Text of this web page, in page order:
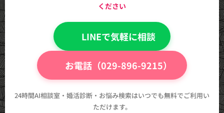
ください
💬 LINEで気軽に相談
📞 お電話（029-896-9215）
24時間AI相談室・婚活診断・お悩み検索はいつでも無料でご利用い
ただけます。